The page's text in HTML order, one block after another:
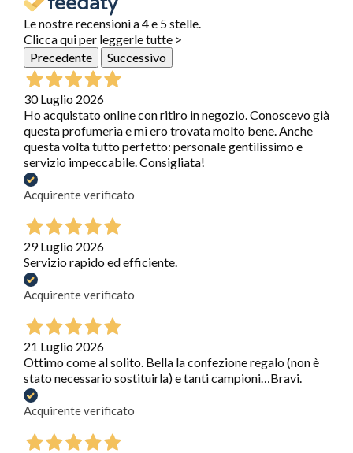
Le nostre recensioni a 4 e 5 stelle.
Clicca qui per leggerle tutte >
Precedente
Successivo
30 Luglio 2026
Ho acquistato online con ritiro in negozio. Conoscevo già
questa profumeria e mi ero trovata molto bene. Anche
questa volta tutto perfetto: personale gentilissimo e
servizio impeccabile. Consigliata!
Acquirente verificato
29 Luglio 2026
Servizio rapido ed efficiente.
Acquirente verificato
21 Luglio 2026
Ottimo come al solito. Bella la confezione regalo (non è
stato necessario sostituirla) e tanti campioni…Bravi.
Acquirente verificato